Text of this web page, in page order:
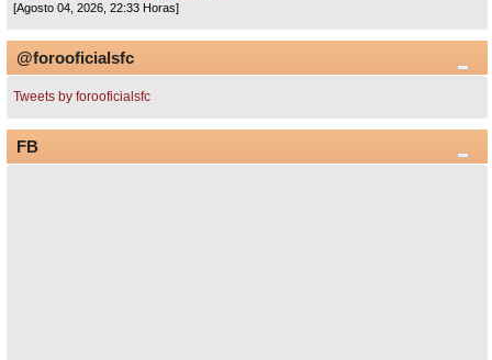
[Agosto 04, 2026, 22:33 Horas]
@forooficialsfc
Tweets by forooficialsfc
FB